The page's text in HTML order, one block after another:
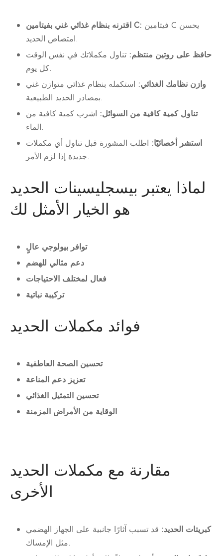
اقترنه بنظام غذائي غني بفيتامين C:
امتصاص الحديد.
حافظ على روتين منتظم: تناول مكملاتك في نفس الوقت
كل يوم.
وازن نظامك الغذائي: استكمله بنظام غذائي متوازن غني
بمصادر الحديد الطبيعية.
تناول كمية كافية من السوائل: اشرب كمية كافية من
الماء.
استشر أخصائيًا: اطلب المشورة قبل تناول أي مكملات
جديدة إذا لزم الأمر.
لماذا يعتبر بيسجليسينات الحديد
هو الخيار الأمثل لك
توافر بيولوجي عالٍ
دعم مثالي للهضم
فعال لمختلف الاحتياجات
تركيبة نباتية
فوائد مكملات الحديد
تحسين الصحة العاطفية
تعزيز دعم المناعة
تحسين التمثيل الغذائي
الوقاية من الأمراض المزمنة
مقارنة مع مكملات الحديد
الأخرى
كبريتات الحديد: قد تسبب آثارًا جانبية على الجهاز الهضمي
مثل الإمساك.